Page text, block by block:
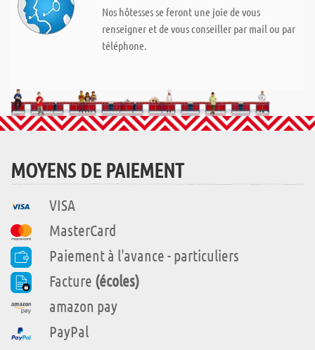
Nos hôtesses se feront une joie de vous
renseigner et de vous conseiller par mail ou par
téléphone.
MOYENS DE PAIEMENT
VISA
MasterCard
Paiement à l'avance - particuliers
Facture (écoles)
amazon pay
PayPal